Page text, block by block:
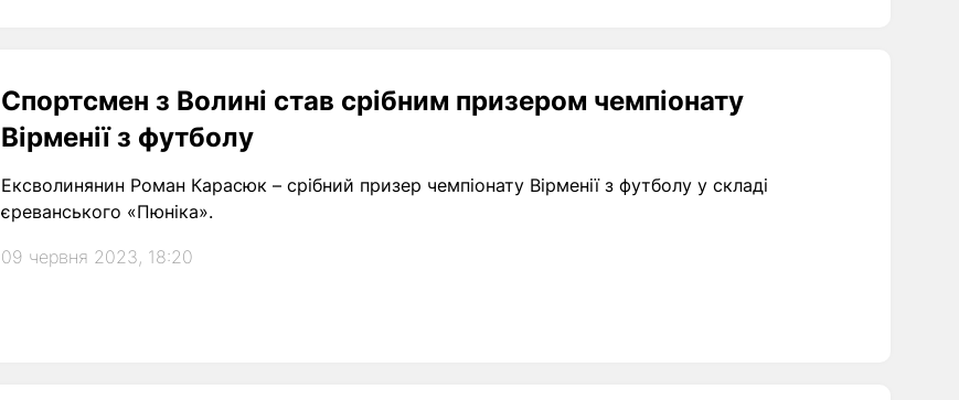
Спортсмен з Волині став срібним призером чемпіонату
Вірменії з футболу
Ексволинянин Роман Карасюк – срібний призер чемпіонату Вірменії з футболу у складі
єреванського «Пюніка».
09 червня 2023, 18:20